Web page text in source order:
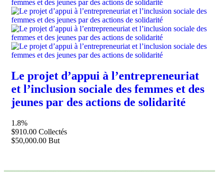
Le projet d’appui à l’entrepreneuriat
et l’inclusion sociale des femmes et des
jeunes par des actions de solidarité
1.8%
$910.00 Collectés
$50,000.00 But